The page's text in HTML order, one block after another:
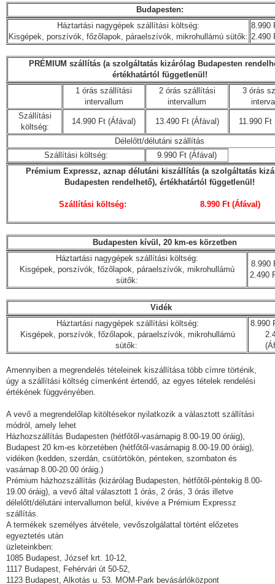
Budapesten:
Háztartási nagygépek szállítási költség:
Kisgépek, porszívók, főzőlapok, páraelszívók, mikrohullámú sütők:
8.990
2.490
PRÉMIUM szállítás (a szolgáltatás kizárólag Budapesten
értékhatártól függetlenül!
1 órás szállítási
intervallum
2 órás szállítási
intervallum
3 órás
Szállítási
költség:
14.990 Ft (Áfával) 13.490 Ft (Áfával) 11.990 Ft
Délelőtt/délutáni szállítás
Szállítási költség:
9.990 Ft (Áfával)
Prémium Expressz, aznap délutáni kiszállítás (a szolgáltatás
Budapesten rendelhető), értékhatártól függetlenül!
Szállítási költség: 8.990 Ft (Áfával)
Budapesten kívül, 20 km-es körzetben
Háztartási nagygépek szállítási költség:
Kisgépek, porszívók, főzőlapok, páraelszívók, mikrohullámú
sütők:
8.990
2.490
Vidék
Háztartási nagygépek szállítási költség:
Kisgépek, porszívók, főzőlapok, páraelszívók, mikrohullámú
sütők:
8.990
Amennyiben a megrendelés tételeinek kiszállítása több címre történik,
úgy a szállítási költség címenként értendő, az egyes tételek rendelési
értékének függvényében.
A vevő a megrendelőlap kitöltésekor nyilatkozik a választott szállítási
módról, amely lehet
Házhozszállítás Budapesten (hétfőtől-vasárnapig 8.00-19.00 óráig),
Budapest 20 km-es körzetében (hétfőtől-vasárnapig 8.00-19.00 óráig),
vidéken (kedden, szerdán, csütörtökön, pénteken, szombaton és
vasárnap 8.00-20.00 óráig.)
Prémium házhozszállítás (kizárólag Budapesten, hétfőtől-péntekig 8.00-
19.00 óráig), a vevő által választott 1 órás, 2 órás, 3 órás illetve
délelőtt/délutáni intervallumon belül, kivéve a Prémium Expressz
szállítás.
A termékek személyes átvétele, vevőszolgálattal történt előzetes
egyeztetés után
üzleteinkben:
1085 Budapest, József krt. 10-12,
1117 Budapest, Fehérvári út 50-52,
1123 Budapest, Alkotás u. 53. MOM-Park bevásárlóközpont